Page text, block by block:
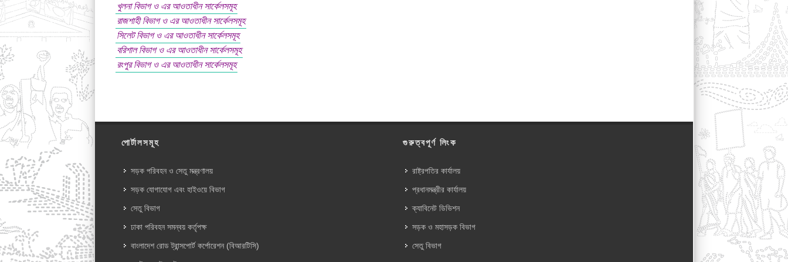
খুলনা বিভাগ ও এর আওতাধীন সার্কেলসমূহ
রাজশাহী বিভাগ ও এর আওতাধীন সার্কেলসমূহ
সিলেট বিভাগ ও এর আওতাধীন সার্কেলসমূহ
বরিশাল বিভাগ ও এর আওতাধীন সার্কেলসমূহ
রংপুর বিভাগ ও এর আওতাধীন সার্কেলসমূহ
পোর্টালসমূহ
সড়ক পরিবহন ও সেতু মন্ত্রণালয়
সড়ক যোগাযোগ এবং হাইওয়ে বিভাগ
সেতু বিভাগ
ঢাকা পরিবহন সমন্বয় কর্তৃপক্ষ
বাংলাদেশ রোড ট্রান্সপোর্ট কর্পোরেশন (বিআরটিসি)
গুরুত্বপূর্ণ লিংক
রাষ্ট্রপতির কার্যালয়
প্রধানমন্ত্রীর কার্যালয়
ক্যাবিনেট ডিভিশন
সড়ক ও মহাসড়ক বিভাগ
সেতু বিভাগ